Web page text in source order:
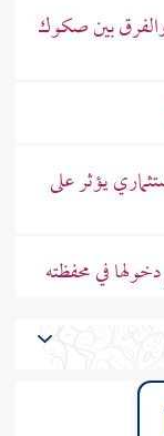
بين صكوك
يؤثر على
في محفظته